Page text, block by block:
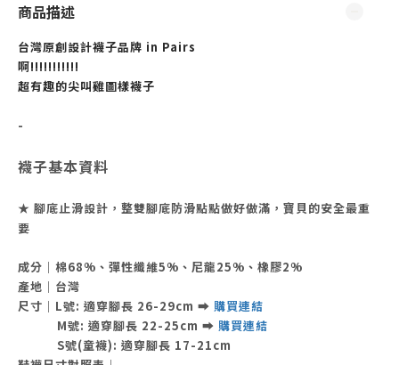
商品描述
台灣原創設計襪子品牌 in Pairs
啊!!!!!!!!!!!
超有趣的尖叫雞圖樣襪子
-
襪子基本資料
★ 腳底止滑設計，整雙腳底防滑點點做好做滿，寶貝的安全最重
要
成分｜ 棉68%、彈性纖維5%、尼龍25%、橡膠2%
產地｜台灣
尺寸｜L號: 適穿腳長 26-29cm ➡ 購買連結
M號: 適穿腳長 22-25cm ➡ 購買連結
S號(童襪): 適穿腳長 17-21cm